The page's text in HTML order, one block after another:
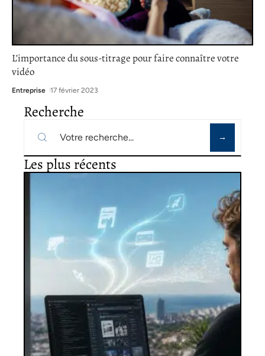
L’importance du sous-titrage pour faire connaître votre
vidéo
Entreprise 17 février 2023
Recherche
Les plus récents